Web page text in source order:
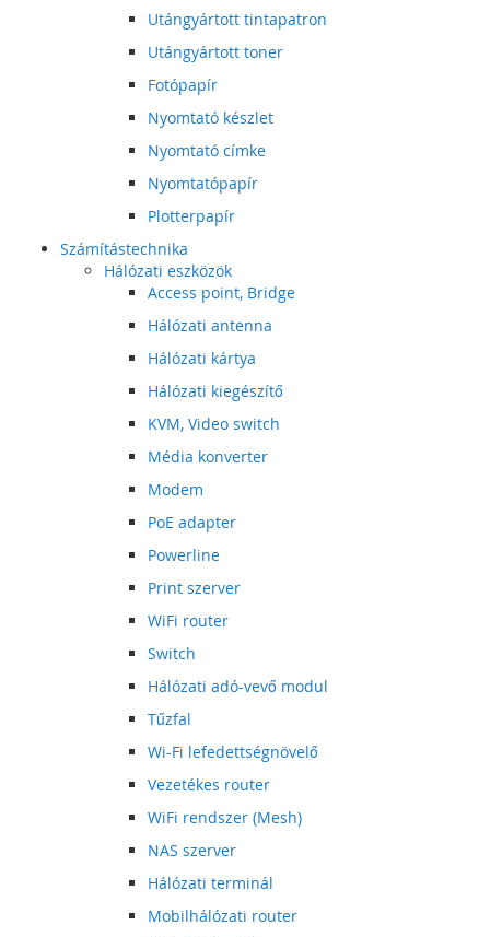
Utángyártott tintapatron
Utángyártott toner
Fotópapír
Nyomtató készlet
Nyomtató címke
Nyomtatópapír
Plotterpapír
Számítástechnika
Hálózati eszközök
Access point, Bridge
Hálózati antenna
Hálózati kártya
Hálózati kiegészítő
KVM, Video switch
Média konverter
Modem
PoE adapter
Powerline
Print szerver
WiFi router
Switch
Hálózati adó-vevő modul
Tűzfal
Wi-Fi lefedettségnövelő
Vezetékes router
WiFi rendszer (Mesh)
NAS szerver
Hálózati terminál
Mobilhálózati router